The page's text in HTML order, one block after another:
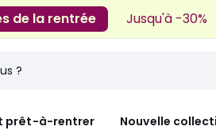
de la rentrée Jusqu'à -30%
prêt-à-rentrer Nouvelle